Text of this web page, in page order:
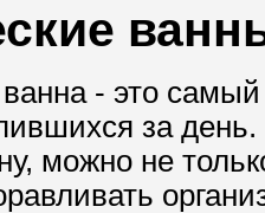
- это
за
можно не